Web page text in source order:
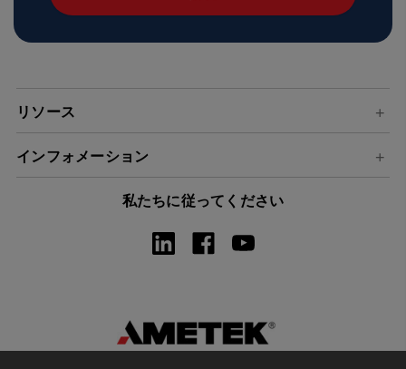
ド
リソース
インフォメーション
私たちに従ってください